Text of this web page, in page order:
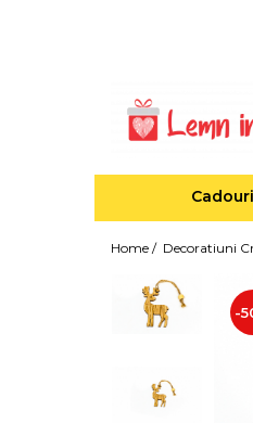
Agende din lemn
Decoratiuni cu lumina
Decoratiuni pentru cei dragi
Magneti de Craciun
Home / Decoratiuni
-